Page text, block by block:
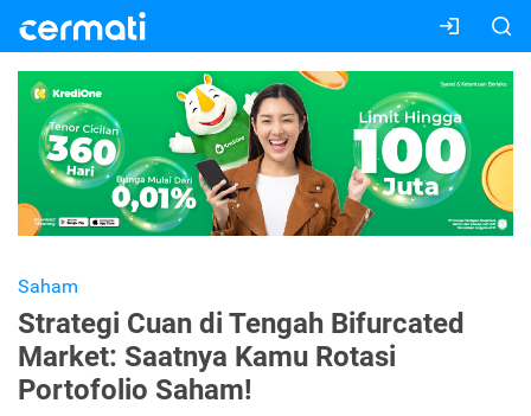
Saham
Strategi Cuan di Tengah Bifurcated
Market: Saatnya Kamu Rotasi
Portofolio Saham!